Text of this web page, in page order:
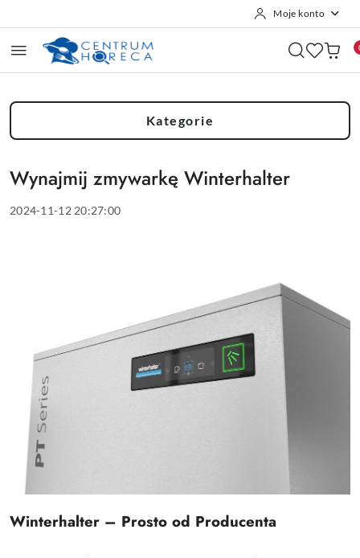
Moje konto
Kategorie
Wynajmij zmywarkę Winterhalter
2024-11-12 20:27:00
Winterhalter – Prosto od Producenta